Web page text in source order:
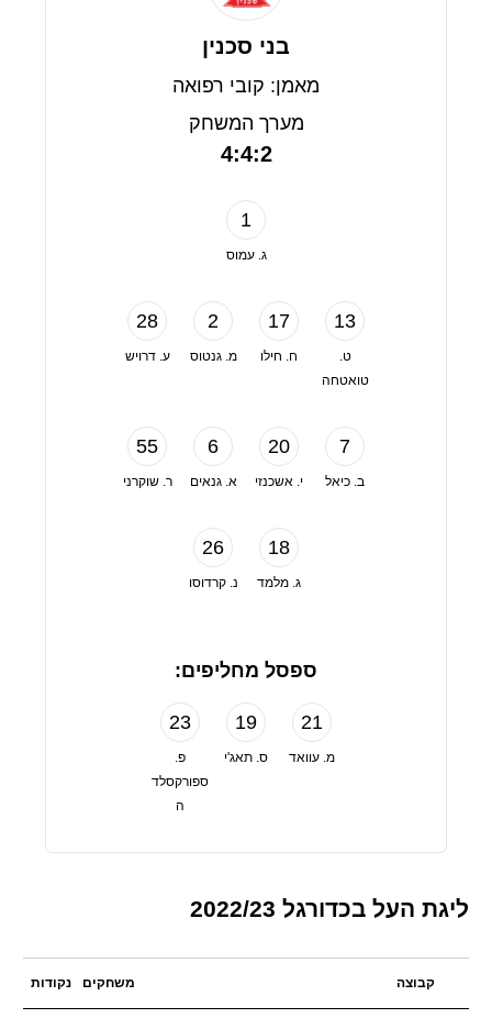
בני סכנין
מאמן: קובי רפואה
מערך המשחק
4:4:2
1
ג. עמוס
28
ע. דרויש
2
מ. גנטוס
17
ח. חילו
13
ט.
טואטחה
55
ר. שוקרני
6
א. גנאים
20
י. אשכנזי
7
ב. כיאל
26
נ. קרדוסו
18
ג. מלמד
ספסל מחליפים:
23
פ.
ספורקסלד
ה
19
ס. תאג'י
21
מ. עוואד
ליגת העל בכדורגל 2022/23
קבוצה משחקים נקודות